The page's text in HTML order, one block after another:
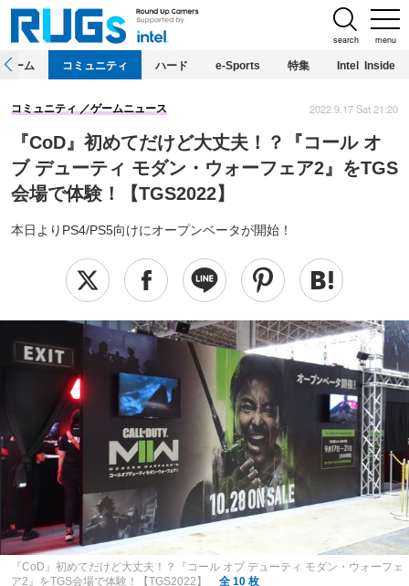
menu
search
ホーム コミュニティ ハード e-Sports 特集 Intel Inside
『CoD』初めてだけど大丈夫！？『コール オ
ブ デューティ モダン・ウォーフェア2』をTGS
会場で体験！【TGS2022】
本日よりPS4/PS5向けにオープンベータが開始！
コミュニティ ゲームニュース 2022.9.17 Sat 21:20
『CoD』初めてだけど大丈夫！？『コール オブ デューティ モダン・ウォーフェ
ア2』をTGS会場で体験！【TGS2022】
全 10 枚